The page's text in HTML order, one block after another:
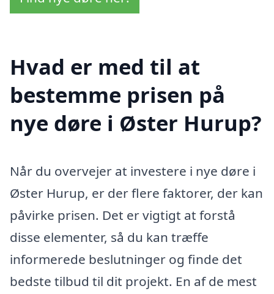
Hvad er med til at
bestemme prisen på
nye døre i Øster Hurup?
Når du overvejer at investere i nye døre i
Øster Hurup, er der flere faktorer, der kan
påvirke prisen. Det er vigtigt at forstå
disse elementer, så du kan træffe
informerede beslutninger og finde det
bedste tilbud til dit projekt. En af de mest